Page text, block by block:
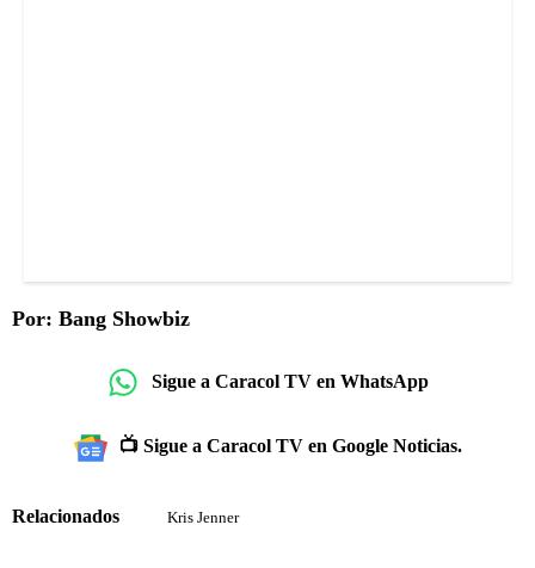
Por: Bang Showbiz
Sigue a Caracol TV en WhatsApp
📺 Sigue a Caracol TV en Google Noticias.
Relacionados Kris Jenner